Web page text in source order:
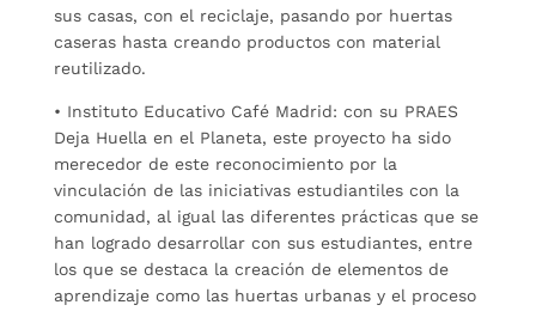
sus casas, con el reciclaje, pasando por huertas
caseras hasta creando productos con material
reutilizado.
• Instituto Educativo Café Madrid: con su PRAES
Deja Huella en el Planeta, este proyecto ha sido
merecedor de este reconocimiento por la
vinculación de las iniciativas estudiantiles con la
comunidad, al igual las diferentes prácticas que se
han logrado desarrollar con sus estudiantes, entre
los que se destaca la creación de elementos de
aprendizaje como las huertas urbanas y el proceso